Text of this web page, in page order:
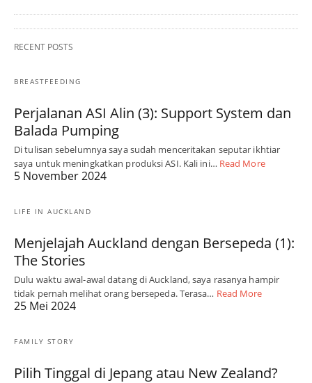
RECENT POSTS
BREASTFEEDING
Perjalanan ASI Alin (3): Support System dan
Balada Pumping
Di tulisan sebelumnya saya sudah menceritakan seputar ikhtiar
saya untuk meningkatkan produksi ASI. Kali ini… Read More
5 November 2024
LIFE IN AUCKLAND
Menjelajah Auckland dengan Bersepeda (1):
The Stories
Dulu waktu awal-awal datang di Auckland, saya rasanya hampir
tidak pernah melihat orang bersepeda. Terasa… Read More
25 Mei 2024
FAMILY STORY
Pilih Tinggal di Jepang atau New Zealand?